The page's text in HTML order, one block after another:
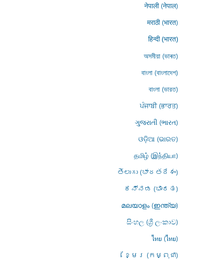
नेपाली (नेपाल)
मराठी (भारत)
हिन्दी (भारत)
অসমীয়া (ভাৰত)
বাংলা (বাংলাদেশ)
বাংলা (ভারত)
ਪੰਜਾਬੀ (ਭਾਰਤ)
ગુજરાતી (ભારત)
ଓଡ଼ିଆ (ଭାରତ)
தமிழ் (இந்தியா)
తెలుగు (భారతదేశం)
ಕನ್ನಡ (ಭಾರತ)
മലയാളം (ഇന്ത്യ)
සිංහල (ශ්‍රී ලංකාව)
ไทย (ไทย)
ខ្មែរ (កម្ពុជា)